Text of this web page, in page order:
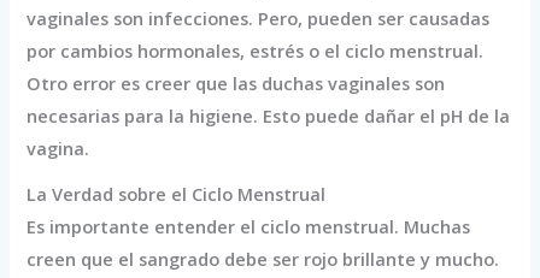
vaginales son infecciones. Pero, pueden ser causadas
por cambios hormonales, estrés o el ciclo menstrual.
Otro error es creer que las duchas vaginales son
necesarias para la higiene. Esto puede dañar el pH de la
vagina.
La Verdad sobre el Ciclo Menstrual
Es importante entender el ciclo menstrual. Muchas
creen que el sangrado debe ser rojo brillante y mucho.